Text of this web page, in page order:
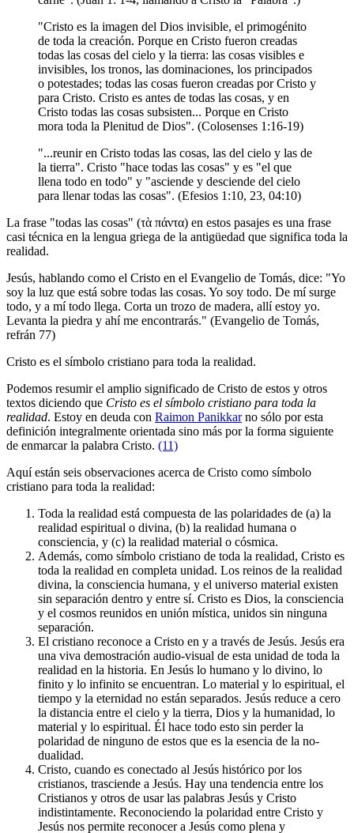
"Cristo es la imagen del Dios invisible, el primogénito
de toda la creación. Porque en Cristo fueron creadas
todas las cosas del cielo y la tierra: las cosas visibles e
invisibles, los tronos, las dominaciones, los principados
o potestades; todas las cosas fueron creadas por Cristo y
para Cristo. Cristo es antes de todas las cosas, y en
Cristo todas las cosas subsisten... Porque en Cristo
mora toda la Plenitud de Dios". (Colosenses 1:16-19)
"...reunir en Cristo todas las cosas, las del cielo y las de
la tierra". Cristo "hace todas las cosas" y es "el que
llena todo en todo" y "asciende y desciende del cielo
para llenar todas las cosas". (Efesios 1:10, 23, 04:10)
La frase "todas las cosas" (τὰ πάντα) en estos pasajes es una frase
casi técnica en la lengua griega de la antigüedad que significa toda la
realidad.
Jesús, hablando como el Cristo en el Evangelio de Tomás, dice: "Yo
soy la luz que está sobre todas las cosas. Yo soy todo. De mí surge
todo, y a mí todo llega. Corta un trozo de madera, allí estoy yo.
Levanta la piedra y ahí me encontrarás." (Evangelio de Tomás,
refrán 77)
Cristo es el símbolo cristiano para toda la realidad.
Podemos resumir el amplio significado de Cristo de estos y otros
textos diciendo que Cristo es el símbolo cristiano para toda la
realidad. Estoy en deuda con Raimon Panikkarno sólo por esta
definición integralmente orientada sino más por la forma siguiente
de enmarcar la palabra Cristo. (11)
Aquí están seis observaciones acerca de Cristo como símbolo
cristiano para toda la realidad:
Toda la realidad está compuesta de las polaridades de (a) la
realidad espiritual o divina, (b) la realidad humana o
consciencia, y (c) la realidad material o cósmica.
Además, como símbolo cristiano de toda la realidad, Cristo es
toda la realidad en completa unidad. Los reinos de la realidad
divina, la consciencia humana, y el universo material existen
sin separación dentro y entre sí. Cristo es Dios, la consciencia
y el cosmos reunidos en unión mística, unidos sin ninguna
separación.
El cristiano reconoce a Cristo en y a través de Jesús. Jesús era
una viva demostración audio-visual de esta unidad de toda la
realidad en la historia. En Jesús lo humano y lo divino, lo
finito y lo infinito se encuentran. Lo material y lo espiritual, el
tiempo y la eternidad no están separados. Jesús reduce a cero
la distancia entre el cielo y la tierra, Dios y la humanidad, lo
material y lo espiritual. Él hace todo esto sin perder la
polaridad de ninguno de estos que es la esencia de la no-
dualidad.
Cristo, cuando es conectado al Jesús histórico por los
cristianos, trasciende a Jesús. Hay una tendencia entre los
Cristianos y otros de usar las palabras Jesús y Cristo
indistintamente. Reconociendo la polaridad entre Cristo y
Jesús nos permite reconocer a Jesús como plena y